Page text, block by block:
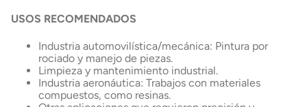
USOS RECOMENDADOS
Industria automovilística/mecánica: Pintura por
rociado y manejo de piezas.
Limpieza y mantenimiento industrial.
Industria aeronáutica: Trabajos con materiales
compuestos, como resinas.